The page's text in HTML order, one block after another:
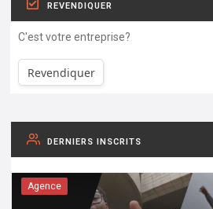
REVENDIQUER
C'est votre entreprise?
Revendiquer
DERNIERS INSCRITS
Agence